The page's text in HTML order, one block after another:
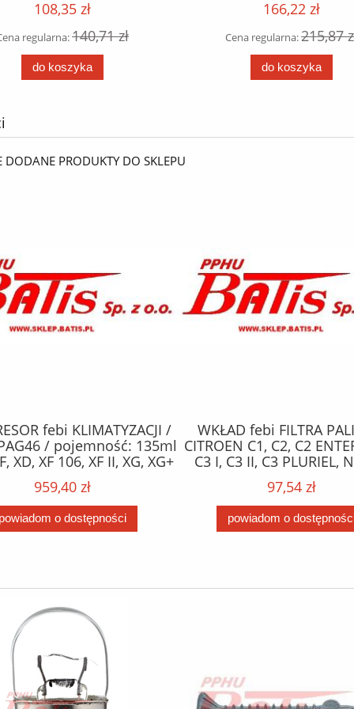
zasadowych /
108,35 zł
regularna:140,71 zł
do koszyka
166,22 zł
Cena regularna:215,87
do koszyka
DODANE PRODUKTY DO SKLEPU
febi KLIMATYZACJI /
/ pojemność: 135ml
XD, XF 106, XF II, XG, XG+
10.12- /
959,40 zł
powiadom o dostępności
WKŁAD febi FILTRA
CITROEN C1, C2, C2
C3 I, C3 II, C3 PLURIEL,
XSARA; FORD FIESTA V,
FUSION; MAZDA 2;
1007, 107, 206, 206+,
BIPPER 1.4D 09.01-
97,54 zł
powiadom o